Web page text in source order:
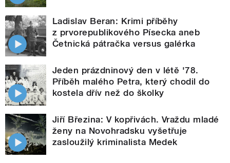
Ladislav Beran: Krimi příběhy
z prvorepublikového Písecka aneb
Četnická pátračka versus galérka
Jeden prázdninový den v létě '78.
Příběh malého Petra, který chodil do
kostela dřív než do školky
Jiří Březina: V kopřivách. Vraždu mladé
ženy na Novohradsku vyšetřuje
zasloužilý kriminalista Medek